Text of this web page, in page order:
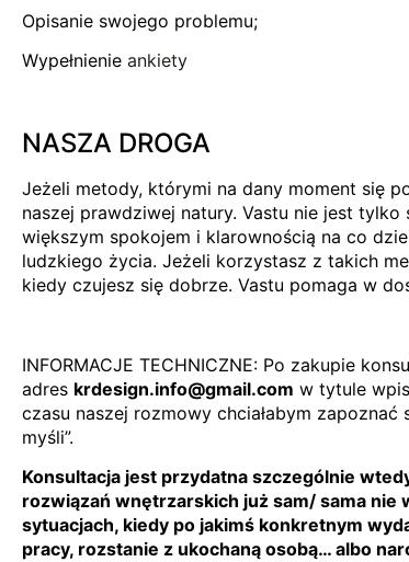
Opisanie swojego problemu;
Wypełnienie ankiety
NASZA DROGA
Jeżeli metody, którymi na dany moment się
naszej prawdziwej natury. Vastu nie jest
większym spokojem i klarownością na co
ludzkiego życia. Jeżeli korzystasz z takich
kiedy czujesz się dobrze. Vastu pomaga w
INFORMACJE TECHNICZNE: Po zakupie
adres krdesign.info@gmail.com w tytule
czasu naszej rozmowy chciałabym
myśli”.
Konsultacja jest przydatna szczególnie
rozwiązań wnętrzarskich już sam/ sama nie
sytuacjach, kiedy po jakimś konkretnym
pracy, rozstanie z ukochaną osobą… albo